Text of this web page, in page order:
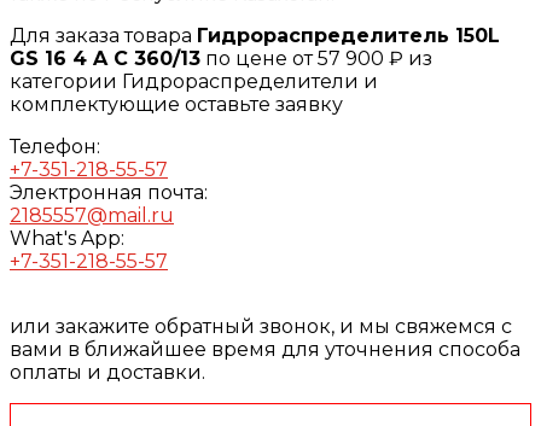
Для заказа товара Гидрораспределитель 150L
GS 16 4 A C 360/13 по цене от 57 900 ₽ из
категории Гидрораспределители и
комплектующие оставьте заявку
Телефон:
+7-351-218-55-57
Электронная почта:
2185557@mail.ru
What's App:
+7-351-218-55-57
или закажите обратный звонок, и мы свяжемся с
вами в ближайшее время для уточнения способа
оплаты и доставки.